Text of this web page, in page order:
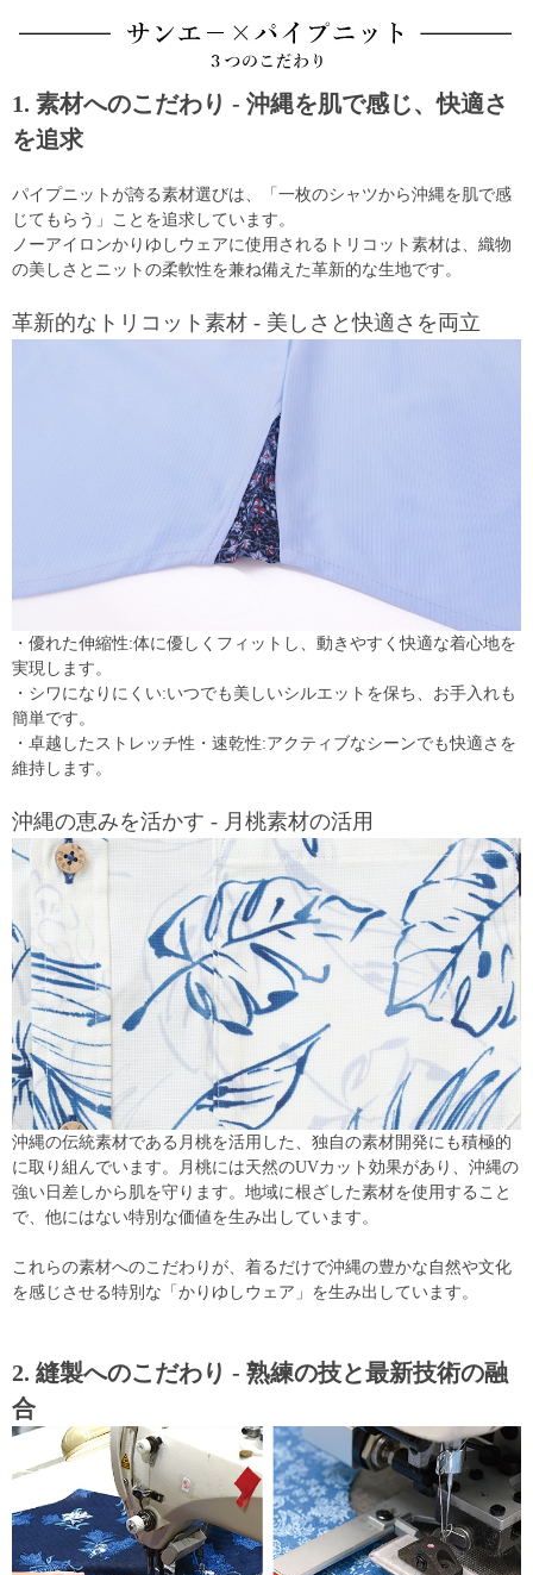
1. 素材へのこだわり - 沖縄を肌で感じ、快適さ
を追求
パイプニットが誇る素材選びは、「一枚のシャツから沖縄を肌で感
じてもらう」ことを追求しています。
ノーアイロンかりゆしウェアに使用されるトリコット素材は、織物
の美しさとニットの柔軟性を兼ね備えた革新的な生地です。
革新的なトリコット素材 - 美しさと快適さを両立
・優れた伸縮性:体に優しくフィットし、動きやすく快適な着心地を
実現します。
・シワになりにくい:いつでも美しいシルエットを保ち、お手入れも
簡単です。
・卓越したストレッチ性・速乾性:アクティブなシーンでも快適さを
維持します。
沖縄の恵みを活かす - 月桃素材の活用
沖縄の伝統素材である月桃を活用した、独自の素材開発にも積極的
に取り組んでいます。月桃には天然のUVカット効果があり、沖縄の
強い日差しから肌を守ります。地域に根ざした素材を使用すること
で、他にはない特別な価値を生み出しています。
これらの素材へのこだわりが、着るだけで沖縄の豊かな自然や文化
を感じさせる特別な「かりゆしウェア」を生み出しています。
2. 縫製へのこだわり - 熟練の技と最新技術の融
合